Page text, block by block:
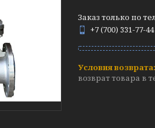
Заказ только по
+7 (700) 331-77-44
возврат товара в